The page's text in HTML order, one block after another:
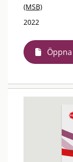
(MSB)
2022